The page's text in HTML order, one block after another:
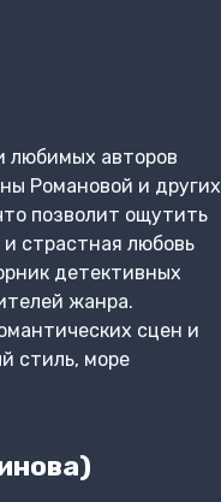
любимых авторов
Романовой и других
позволит ощутить
страстная любовь
детективных
жанра.
сцен и
стиль, море